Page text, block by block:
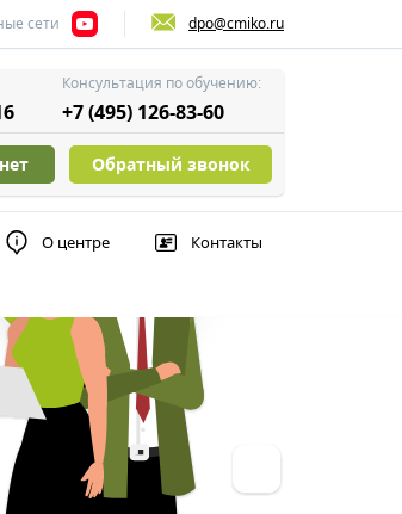
сети dpo@cmiko.ru
Консультация по обучению:
+7 (495) 126-83-60
Обратный звонок
О центре Контакты